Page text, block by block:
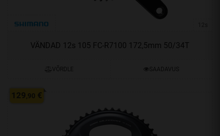
VÄNDAD 12s 105 FC-R7100 172,5mm 50/34T
VÕRDLE SAADAVUS
129,90 €